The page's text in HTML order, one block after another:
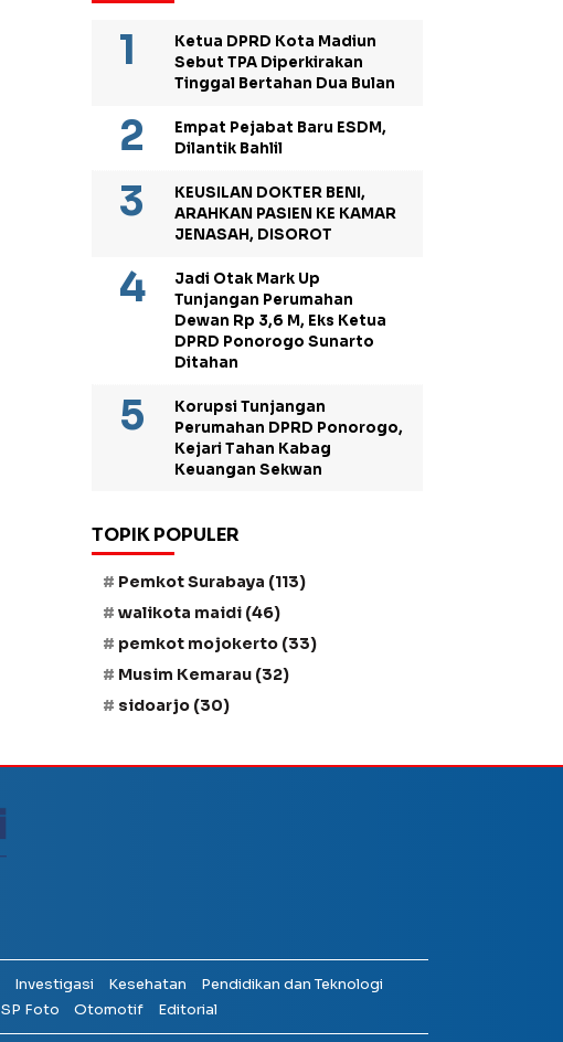
Ketua DPRD Kota Madiun
Sebut TPA Diperkirakan
Tinggal Bertahan Dua Bulan
Empat Pejabat Baru ESDM,
Dilantik Bahlil
KEUSILAN DOKTER BENI,
ARAHKAN PASIEN KE KAMAR
JENASAH, DISOROT
Jadi Otak Mark Up
Tunjangan Perumahan
Dewan Rp 3,6 M, Eks Ketua
DPRD Ponorogo Sunarto
Ditahan
Korupsi Tunjangan
Perumahan DPRD Ponorogo,
Kejari Tahan Kabag
Keuangan Sekwan
TOPIK POPULER
Pemkot Surabaya (113)
walikota maidi (46)
pemkot mojokerto (33)
Musim Kemarau (32)
sidoarjo (30)
Investigasi Kesehatan
Pendidikan dan Teknologi
SP Foto Otomotif Editorial